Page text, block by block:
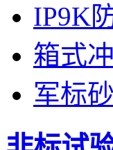
IP9K
箱式
军标